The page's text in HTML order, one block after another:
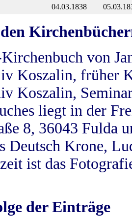
04.03.1838
von
Koszalin, früher
Koszalin,
liegt in der
8, 36043 Fulda
Deutsch Krone,
ist das
der Einträge